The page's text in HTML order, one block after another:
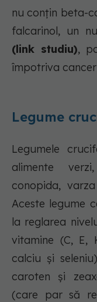
nu conțin beta-
falcarinol, un
(link studiu),
împotriva
Legume
Legumele
alimente
conopida,
Aceste legume
la reglarea
vitamine (C, E,
calciu și
caroten și
(care par să